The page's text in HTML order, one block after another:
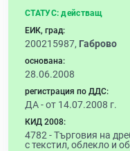
СТАТУС: действащ
ЕИК, град:
200215987, Габрово
основана:
28.06.2008
регистрация по ДДС:
ДА - от 14.07.2008 г.
КИД 2008:
4782 -Търговия на
с текстил, облекло и